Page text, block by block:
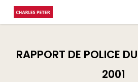
Skip
to
contentRAPPORT DE POLICE
2001